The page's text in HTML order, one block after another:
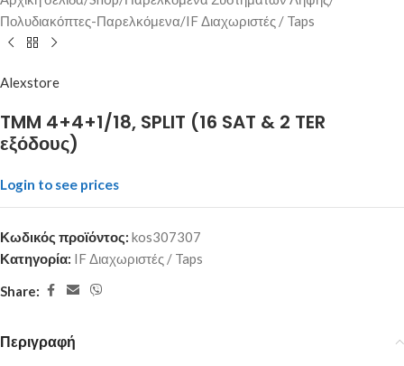
Πολυδιακόπτες-Παρελκόμενα/IF Διαχωριστές / Taps
Alexstore
TMM 4+4+1/18, SPLIT (16 SAT & 2 TER
εξόδους)
Login to see prices
Κωδικός προϊόντος: kos307307
Κατηγορία: IF Διαχωριστές / Taps
Share:
Περιγραφή